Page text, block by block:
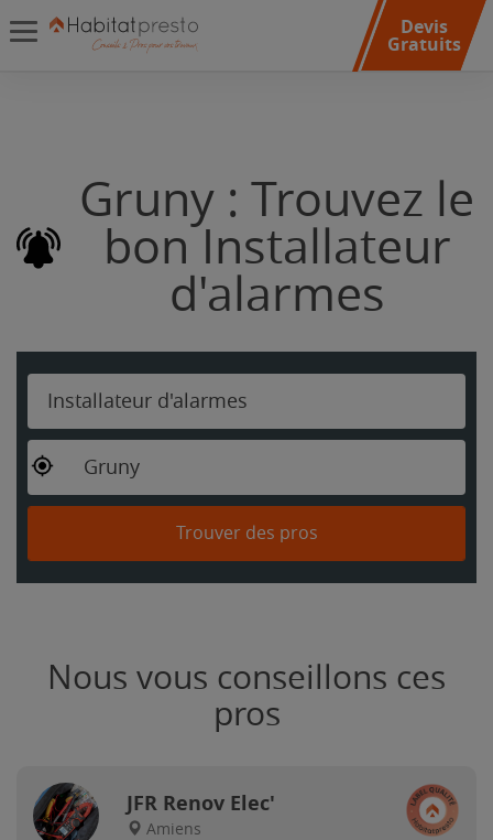
Devis
Gratuits
Gruny : Trouvez le
bon Installateur
d'alarmes
Installateur d'alarmes
Gruny
Trouver des pros
Nous vous conseillons ces
pros
JFR Renov Elec'
Amiens